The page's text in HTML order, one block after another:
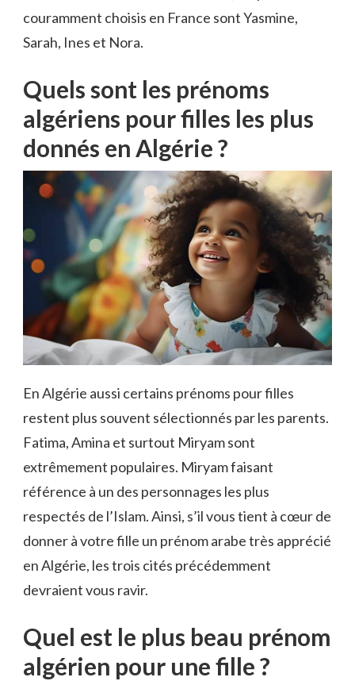
couramment choisis en France sont Yasmine,
Sarah, Ines et Nora.
Quels sont les prénoms
algériens pour filles les plus
donnés en Algérie ?
En Algérie aussi certains prénoms pour filles
restent plus souvent sélectionnés par les parents.
Fatima, Amina et surtout Miryam sont
extrêmement populaires. Miryam faisant
référence à un des personnages les plus
respectés de l’Islam. Ainsi, s’il vous tient à cœur de
donner à votre fille un prénom arabe très apprécié
en Algérie, les trois cités précédemment
devraient vous ravir.
Quel est le plus beau prénom
algérien pour une fille ?